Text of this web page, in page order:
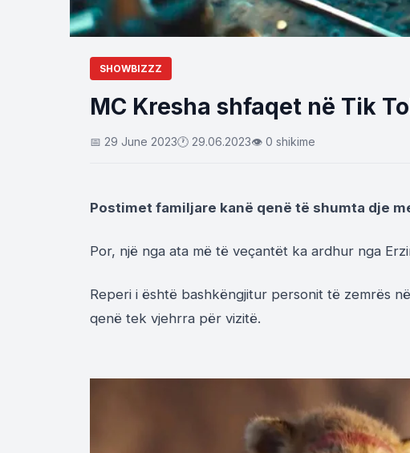
SHOWBIZZZ
MC Kresha shfaqet në Tik
📅 29 June 2023🕐 29.06.2023👁 0 shikime
Postimet familjare kanë qenë të shumta dje
Por, një nga ata më të veçantët ka ardhur nga
Reperi i është bashkëngjitur personit të zemrës
qenë tek vjehrra për vizitë.